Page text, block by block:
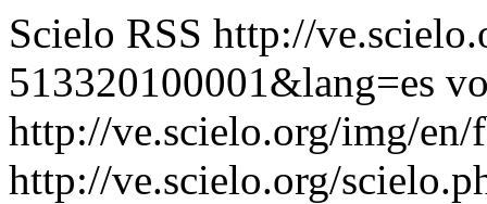
Scielo RSS http://
513320100001&lang=es
http://ve.scielo.org/img/
http://ve.scielo.org/